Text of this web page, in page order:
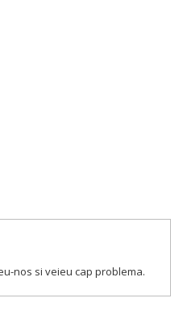
nos si veieu cap problema.